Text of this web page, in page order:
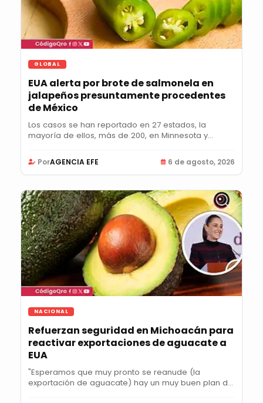
GLOBAL
EUA alerta por brote de salmonela en
jalapeños presuntamente procedentes
de México
Los casos se han reportado en 27 estados, la
mayoría de ellos, más de 200, en Minnesota y
PorAGENCIA EFE 6 de agosto, 2026
NACIONAL
Refuerzan seguridad en Michoacán para
reactivar exportaciones de aguacate a
EUA
"Esperamos que muy pronto se reanude (la
exportación de aguacate) hay un muy buen plan de